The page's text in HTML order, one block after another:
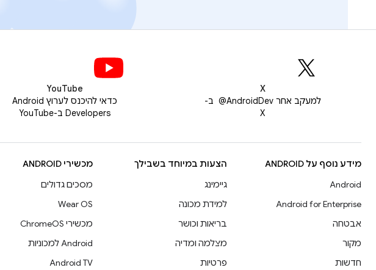
X
למעקב אחר ‎ @AndroidDev ב-
X
YouTube
כדאי להיכנס לערוץ Android
Developers ב-YouTube
מידע נוסף על ANDROID
Android
Android for Enterprise
אבטחה
מקור
חדשות
הצעות במיוחד בשבילך
גיימינג
למידת מכונה
בריאות וכושר
מצלמה ומדיה
פרטיות
מכשירי ANDROID
מסכים גדולים
Wear OS
מכשירי ChromeOS
Android למכוניות
Android TV